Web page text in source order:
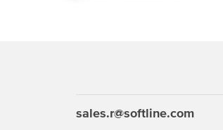
sales.r@softline.com